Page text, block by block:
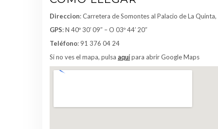
Direccion: Carretera de Somontes al Palacio de La
GPS: N 40º 30′ 09″ – O 03º 44′ 20″
Teléfono: 91 376 04 24
Si no ves el mapa, pulsa aquípara abrir Google Maps